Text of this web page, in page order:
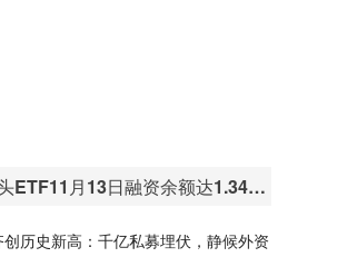
科技龙头ETF11月13日融资余额达1.34亿元 再创历史新高
历史新高：千亿私募埋伏，静候外资